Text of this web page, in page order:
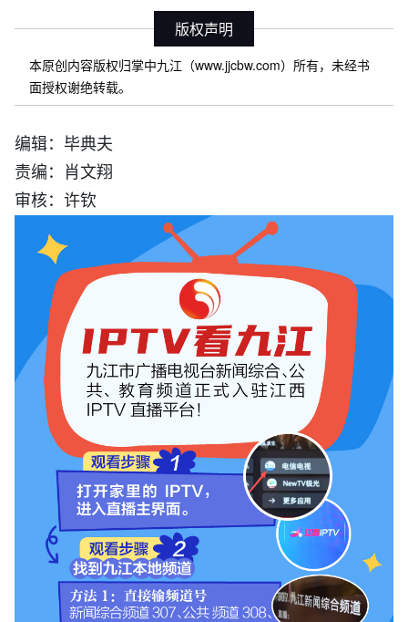
版权声明
本原创内容版权归掌中九江（www.jjcbw.com）所有，未经书
面授权谢绝转载。
编辑：毕典夫
责编：肖文翔
审核：许钦